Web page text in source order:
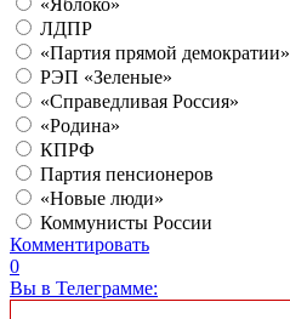
«Яблоко»
ЛДПР
«Партия прямой демократии»
РЭП «Зеленые»
«Справедливая Россия»
«Родина»
КПРФ
Партия пенсионеров
«Новые люди»
Коммунисты России
Комментировать
0
Вы в Телеграмме: